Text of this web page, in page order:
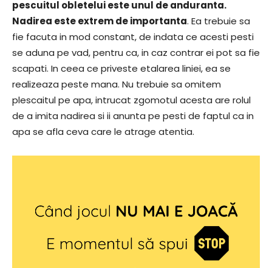
pescuitul obletelui este unul de anduranta.
Nadirea este extrem de importanta. Ea trebuie sa
fie facuta in mod constant, de indata ce acesti pesti
se aduna pe vad, pentru ca, in caz contrar ei pot sa fie
scapati. In ceea ce priveste etalarea liniei, ea se
realizeaza peste mana. Nu trebuie sa omitem
plescaitul pe apa, intrucat zgomotul acesta are rolul
de a imita nadirea si ii anunta pe pesti de faptul ca in
apa se afla ceva care le atrage atentia.